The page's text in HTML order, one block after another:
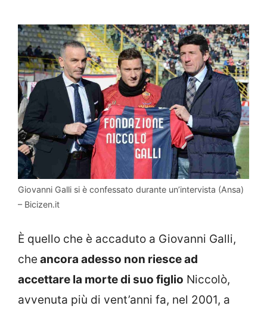
Giovanni Galli si è confessato durante un’intervista (Ansa)
– Bicizen.it
È quello che è accaduto a Giovanni Galli,
che ancora adesso non riesce ad
accettare la morte di suo figlio Niccolò,
avvenuta più di vent’anni fa, nel 2001, a